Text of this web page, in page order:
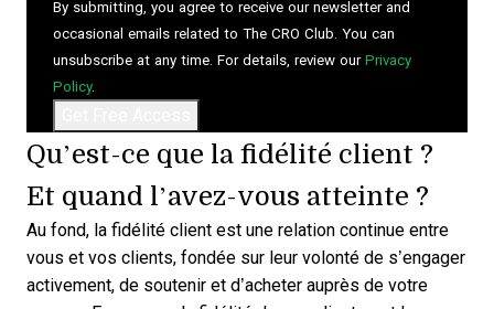
By submitting, you agree to receive our newsletter and
occasional emails related to The CRO Club. You can
unsubscribe at any time. For details, review our Privacy
Policy.
Qu’est-ce que la fidélité client ?
Et quand l’avez-vous atteinte ?
Au fond, la fidélité client est une relation continue entre
vous et vos clients, fondée sur leur volonté de s’engager
activement, de soutenir et d’acheter auprès de votre